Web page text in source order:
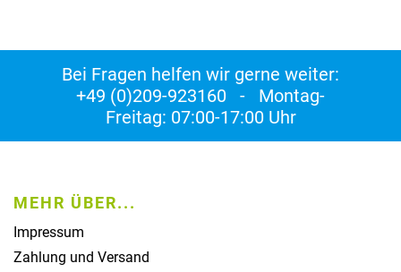
Bei Fragen helfen wir gerne weiter:
+49 (0)209-923160 - Montag-
Freitag: 07:00-17:00 Uhr
MEHR ÜBER...
Impressum
Zahlung und Versand